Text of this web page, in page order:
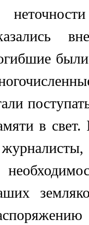
были
в